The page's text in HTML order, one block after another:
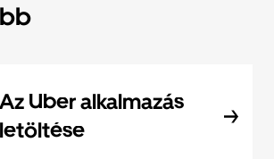
Az Uber alkalmazás
letöltése